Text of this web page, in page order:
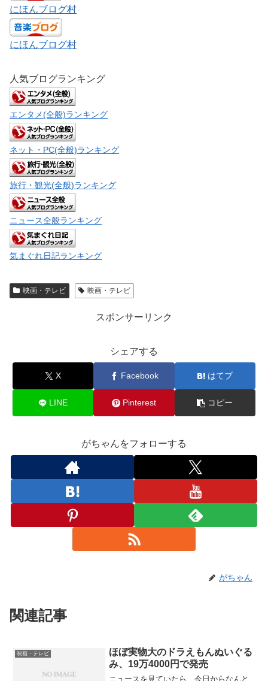
にほんブログ村
にほんブログ村
人気ブログランキング
エンタメ(全般)ランキング
ネット・PC(全般)ランキング
旅行・観光(全般)ランキング
ニュース全般ランキング
気まぐれ日記ランキング
映画・テレビ 映画・テレビ
スポンサーリンク
シェアする
X Facebook はてブ
LINE Pinterest コピー
がちゃんをフォローする
がちゃん
関連記事
映画・テレビ
ほぼ実物大のドラえもんぬいぐる
み、19万4000円で発売
ニュースを見ていたら、今日からなんと